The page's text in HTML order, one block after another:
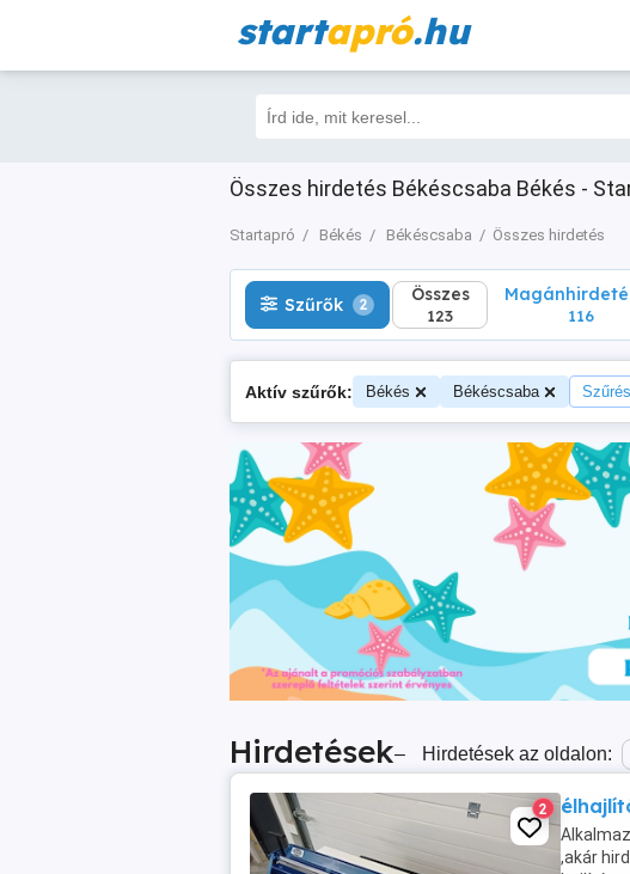
startapró.hu
Összes hirdetés Békéscsaba Békés -
Startapró Békés Békéscsaba Összes hirdetés
Szűrők 2 Összes
123
Szűrők 2 Összes
123 116
Aktív szűrők: Békés Békéscsaba
Hirdetések– Hirdetések az oldalon:
2
,akár